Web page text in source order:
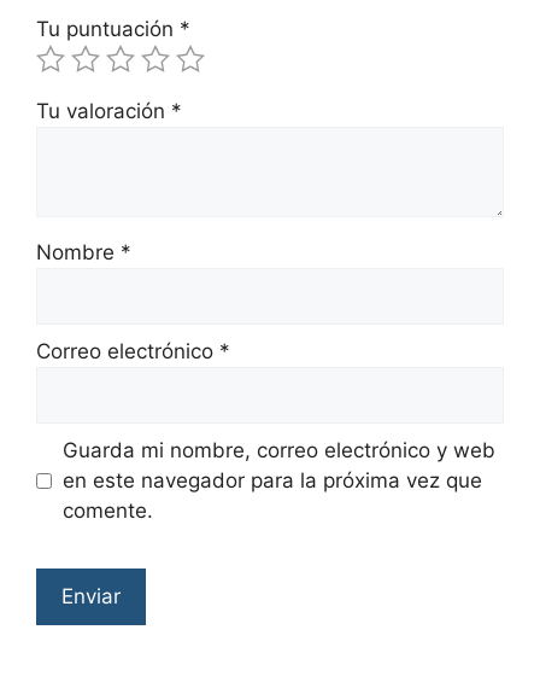
Tu puntuación *
Tu valoración *
Nombre *
Correo electrónico *
Guarda mi nombre, correo electrónico y web
en este navegador para la próxima vez que
comente.